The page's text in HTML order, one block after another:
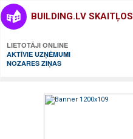
BUILDING.LV SKAITĻOS
LIETOTĀJI ONLINE
AKTĪVIE UZŅĒMUMI
NOZARES ZIŅAS